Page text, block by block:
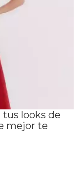
tus looks de
mejor te